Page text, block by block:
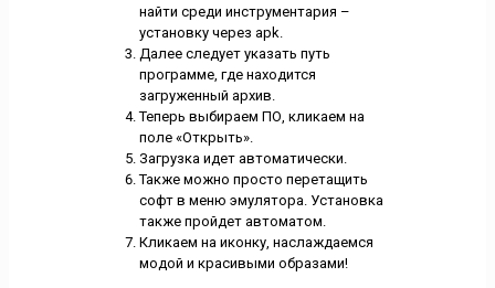
найти среди инструментария –
установку через apk.
Далее следует указать путь
программе, где находится
загруженный архив.
Теперь выбираем ПО, кликаем на
поле «Открыть».
Загрузка идет автоматически.
Также можно просто перетащить
софт в меню эмулятора. Установка
также пройдет автоматом.
Кликаем на иконку, наслаждаемся
модой и красивыми образами!